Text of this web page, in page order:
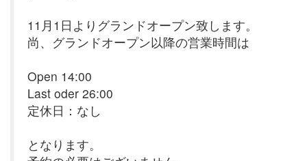
11月1日よりグランドオープン致します。
尚、グランドオープン以降の営業時間は
Open 14:00
Last oder 26:00
定休日：なし
となります。